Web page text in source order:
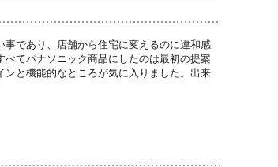
であり、店舗から住宅に変えるのに違和感
てパナソニック商品にしたのは最初の提案
と機能的なところが気に入りました。出来